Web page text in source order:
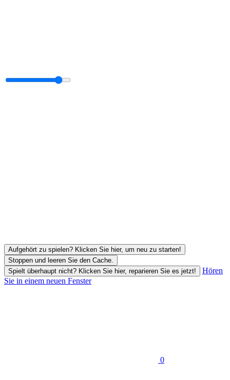
Aufgehört zu spielen? Klicken Sie hier, um neu zu starten!
Stoppen und leeren Sie den Cache.
Spielt überhaupt nicht? Klicken Sie hier, reparieren Sie es jetzt!
Hören
Sie in einem neuen Fenster
0